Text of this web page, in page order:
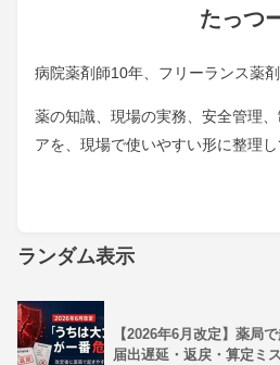
たっつ
病院薬剤師10年、フリーランス薬剤
薬の知識、現場の実務、安全管理
アを、現場で使いやすい形に整理し
ランダム表示
【2026年6月改定】薬局
届出遅延・返戻・算定ミ